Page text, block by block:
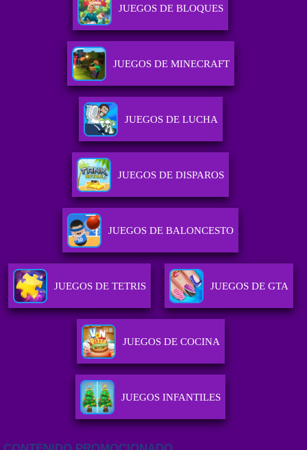
JUEGOS DE BLOQUES
JUEGOS DE MINECRAFT
JUEGOS DE LUCHA
JUEGOS DE DISPAROS
JUEGOS DE BALONCESTO
JUEGOS DE TETRIS JUEGOS DE GTA
JUEGOS DE COCINA
JUEGOS INFANTILES